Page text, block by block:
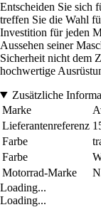
Entscheiden Sie sich
treffen Sie die Wahl
Investition für jeden
Aussehen seiner
Sicherheit nicht dem
hochwertige
Zusätzliche
Marke
Lieferantenreferenz
Farbe
Farbe
Motorrad-Marke
Loading...
Loading...